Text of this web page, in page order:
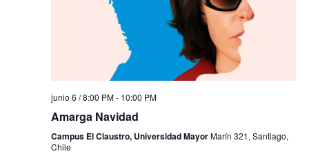
junio 6 / 8:00 PM- 10:00 PM
Amarga Navidad
Campus El Claustro, Universidad MayorMarín 321, Santiago,
Chile